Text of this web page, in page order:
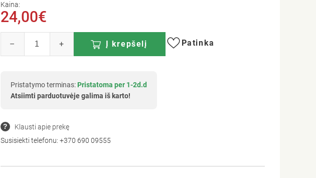
Kaina:
24,00€
– + Į krepšelį Patinka
Pristatymo terminas: Pristatoma per 1-2d.d
Atsiimti parduotuvėje galima iš karto!
Klausti apie prekę
Susisiekti telefonu: +370 690 09555